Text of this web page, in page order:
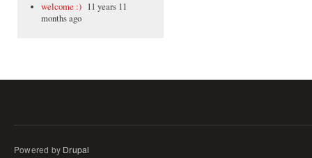
welcome :) 11 years 11
months ago
Powered by Drupal